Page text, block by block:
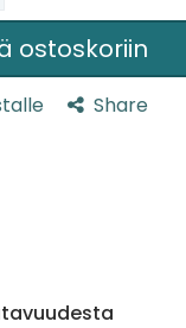
ostoskoriin
Share